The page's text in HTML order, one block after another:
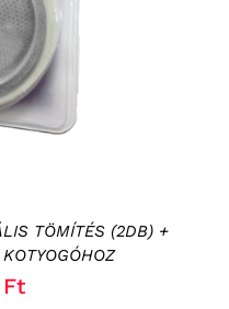
TÖMÍTÉS (2DB) +
Ft